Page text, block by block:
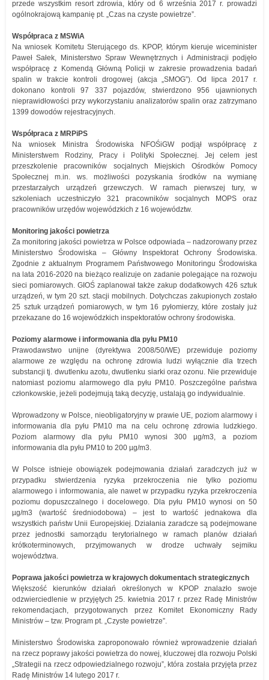
przede wszystkim resort zdrowia, który od 6 września 2017 r. prowadzi
ogólnokrajową kampanię pt. „Czas na czyste powietrze”.
Współpraca z MSWiA
Na wniosek Komitetu Sterującego ds. KPOP, którym kieruje wiceminister
Paweł Sałek, Ministerstwo Spraw Wewnętrznych i Administracji podjęło
współpracę z Komendą Główną Policji w zakresie prowadzenia badań
spalin w trakcie kontroli drogowej (akcja „SMOG”). Od lipca 2017 r.
dokonano kontroli 97 337 pojazdów, stwierdzono 956 ujawnionych
nieprawidłowości przy wykorzystaniu analizatorów spalin oraz zatrzymano
1399 dowodów rejestracyjnych.
Współpraca z MRPiPS
Na wniosek Ministra Środowiska NFOŚiGW podjął współpracę z
Ministerstwem Rodziny, Pracy i Polityki Społecznej. Jej celem jest
przeszkolenie pracowników socjalnych Miejskich Ośrodków Pomocy
Społecznej m.in. ws. możliwości pozyskania środków na wymianę
przestarzałych urządzeń grzewczych. W ramach pierwszej tury, w
szkoleniach uczestniczyło 321 pracowników socjalnych MOPS oraz
pracowników urzędów wojewódzkich z 16 województw.
Monitoring jakości powietrza
Za monitoring jakości powietrza w Polsce odpowiada – nadzorowany przez
Ministerstwo Środowiska – Główny Inspektorat Ochrony Środowiska.
Zgodnie z aktualnym Programem Państwowego Monitoringu Środowiska
na lata 2016-2020 na bieżąco realizuje on zadanie polegające na rozwoju
sieci pomiarowych. GIOŚ zaplanował także zakup dodatkowych 426 sztuk
urządzeń, w tym 20 szt. stacji mobilnych. Dotychczas zakupionych zostało
25 sztuk urządzeń pomiarowych, w tym 16 pyłomierzy, które zostały już
przekazane do 16 wojewódzkich inspektoratów ochrony środowiska.
Poziomy alarmowe i informowania dla pyłu PM10
Prawodawstwo unijne (dyrektywa 2008/50/WE) przewiduje poziomy
alarmowe ze względu na ochronę zdrowia ludzi wyłącznie dla trzech
substancji tj. dwutlenku azotu, dwutlenku siarki oraz ozonu. Nie przewiduje
natomiast poziomu alarmowego dla pyłu PM10. Poszczególne państwa
członkowskie, jeżeli podejmują taką decyzję, ustalają go indywidualnie.
Wprowadzony w Polsce, nieobligatoryjny w prawie UE, poziom alarmowy i
informowania dla pyłu PM10 ma na celu ochronę zdrowia ludzkiego.
Poziom alarmowy dla pyłu PM10 wynosi 300 µg/m3, a poziom
informowania dla pyłu PM10 to 200 µg/m3.
W Polsce istnieje obowiązek podejmowania działań zaradczych już w
przypadku stwierdzenia ryzyka przekroczenia nie tylko poziomu
alarmowego i informowania, ale nawet w przypadku ryzyka przekroczenia
poziomu dopuszczalnego i docelowego. Dla pyłu PM10 wynosi on 50
µg/m3 (wartość średniodobowa) – jest to wartość jednakowa dla
wszystkich państw Unii Europejskiej. Działania zaradcze są podejmowane
przez jednostki samorządu terytorialnego w ramach planów działań
krótkoterminowych, przyjmowanych w drodze uchwały sejmiku
województwa.
Poprawa jakości powietrza w krajowych dokumentach strategicznych
Większość kierunków działań określonych w KPOP znalazło swoje
odzwierciedlenie w przyjętych 25. kwietnia 2017 r. przez Radę Ministrów
rekomendacjach, przygotowanych przez Komitet Ekonomiczny Rady
Ministrów – tzw. Program pt. „Czyste powietrze”.
Ministerstwo Środowiska zaproponowało również wprowadzenie działań
na rzecz poprawy jakości powietrza do nowej, kluczowej dla rozwoju Polski
„Strategii na rzecz odpowiedzialnego rozwoju”, która została przyjęta przez
Radę Ministrów 14 lutego 2017 r.